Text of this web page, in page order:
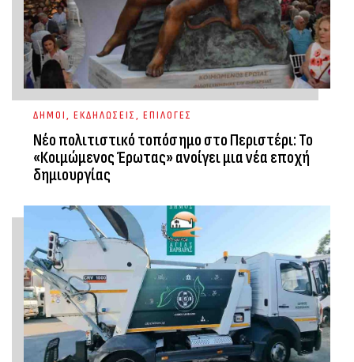
ΔΗΜΟΙ, ΕΚΔΗΛΩΣΕΙΣ, ΕΠΙΛΟΓΕΣ
Νέο πολιτιστικό τοπόσημο στο Περιστέρι: Το
«Κοιμώμενος Έρωτας» ανοίγει μια νέα εποχή
δημιουργίας